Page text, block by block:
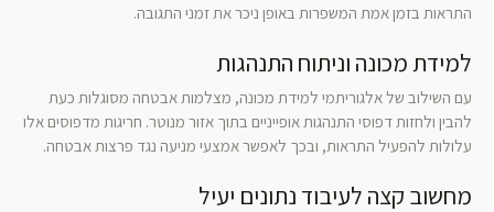
התראות בזמן אמת המשפרות באופן ניכר את זמני התגובה.
למידת מכונה וניתוח התנהגות
עם השילוב של אלגוריתמי למידת מכונה, מצלמות אבטחה מסוגלות כעת
להבין ולחזות דפוסי התנהגות אופייניים בתוך אזור מנוטר. חריגות מדפוסים אלו
עלולות להפעיל התראות, ובכך לאפשר אמצעי מניעה נגד פרצות אבטחה.
מחשוב קצה לעיבוד נתונים יעיל